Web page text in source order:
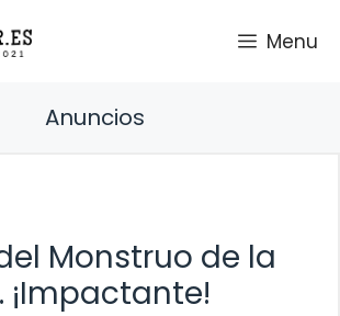
Menu
Anuncios
Monstruo de la
¡Impactante!